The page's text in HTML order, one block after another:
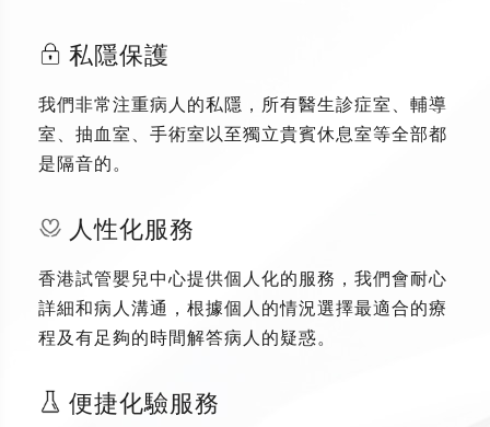
私隱保護
我們非常注重病人的私隱，所有醫生診症室、輔導
室、抽血室、手術室以至獨立貴賓休息室等全部都
是隔音的。
人性化服務
香港試管嬰兒中心提供個人化的服務，我們會耐心
詳細和病人溝通，根據個人的情況選擇最適合的療
程及有足夠的時間解答病人的疑惑。
便捷化驗服務